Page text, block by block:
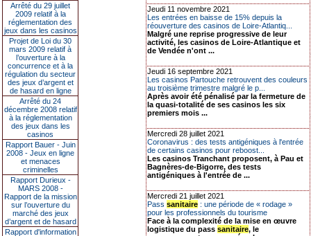
Arrêté du 29 juillet
2009 relatif à la
réglementation des
jeux dans les casinos
Projet de Loi du 30
mars 2009 relatif à
l’ouverture à la
concurrence et à la
régulation du secteur
des jeux d’argent et
de hasard en ligne
Arrêté du 24
décembre 2008 relatif
à la réglementation
des jeux dans les
casinos
Rapport Bauer - Juin
2008 - Jeux en ligne
et menaces
criminelles
Rapport Durieux -
MARS 2008 -
Rapport de la mission
sur l’ouverture du
marché des jeux
d’argent et de hasard
Rapport d'information
Jeudi 11 novembre 2021
Les entrées en baisse de 15% depuis la
réouverture des casinos de Loire-Atlantiq...
Malgré une reprise progressive de leur
activité, les casinos de Loire-Atlantique et
de Vendée n'ont ...
Jeudi 16 septembre 2021
Les casinos Partouche retrouvent des couleurs
au troisième trimestre malgré le p...
Après avoir été pénalisé par la fermeture de
la quasi-totalité de ses casinos les six
premiers mois ...
Mercredi 28 juillet 2021
Coronavirus : des tests antigéniques à l'entrée
de certains casinos pour reboost...
Les casinos Tranchant proposent, à Pau et
Bagnères-de-Bigorre, des tests
antigéniques à l'entrée de ...
Mercredi 21 juillet 2021
Pass sanitaire : une période de « rodage »
pour les professionnels du tourisme
Face à la complexité de la mise en œuvre
logistique du pass sanitaire, le